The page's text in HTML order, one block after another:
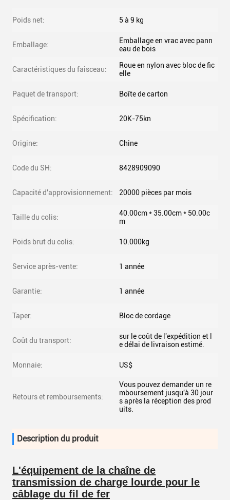
Poids net: 5 à 9 kg
Emballage:
Emballage en vrac avec pann
eau de bois
Caractéristiques du faisceau:
Roue en nylon avec bloc de fic
elle
Paquet de transport: Boîte de carton
Spécification: 20K-75kn
Origine: Chine
Code du SH: 8428909090
Capacité d'approvisionnement: 20000 pièces par mois
Taille du colis:
40.00cm * 35.00cm * 50.00c
m
Poids brut du colis: 10.000kg
Service après-vente: 1 année
Garantie: 1 année
Taper: Bloc de cordage
Coût du transport:
sur le coût de l'expédition et l
e délai de livraison estimé.
Monnaie: US$
Retours et remboursements:
Vous pouvez demander un re
mboursement jusqu'à 30 jour
s après la réception des prod
uits.
Description du produit
L'équipement de la chaîne de
transmission de charge lourde pour le
câblage du fil de fer